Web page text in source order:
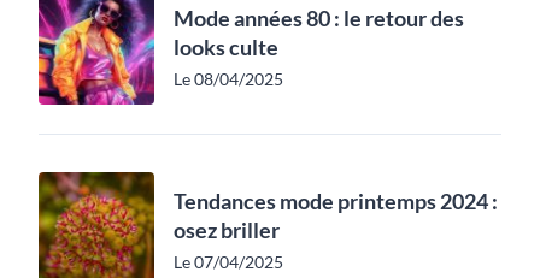
Mode années 80 : le retour des
looks culte
Le 08/04/2025
Tendances mode printemps 2024 :
osez briller
Le 07/04/2025